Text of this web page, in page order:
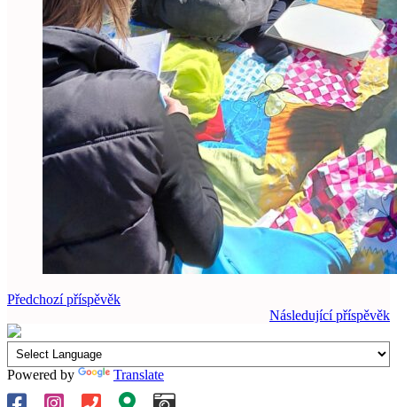
Předchozí příspěvěk
Následující příspěvěk
Powered by Translate